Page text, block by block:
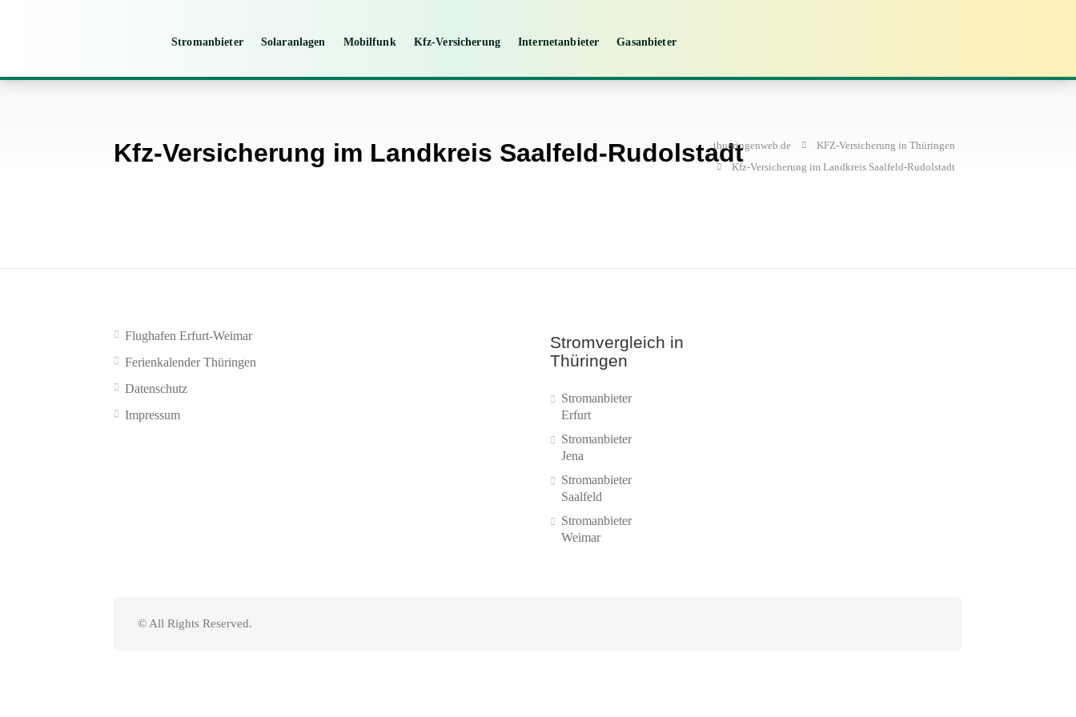
Stromanbieter Solaranlagen Mobilfunk Kfz-Versicherung Internetanbieter Gasanbieter
Kfz-Versicherung im Landkreis Saalfeld-Rudolstadtthueringenweb.de
KFZ-Versicherung in Thüringen
Kfz-Versicherung im Landkreis Saalfeld-Rudolstadt
Flughafen Erfurt-Weimar
Ferienkalender Thüringen
Datenschutz
Impressum
Stromvergleich in
Thüringen
Stromanbieter
Erfurt
Stromanbieter
Jena
Stromanbieter
Saalfeld
Stromanbieter
Weimar
© All Rights Reserved.